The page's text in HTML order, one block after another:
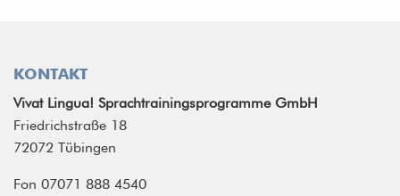
KONTAKT
Vivat Lingua! Sprachtrainingsprogramme GmbH
Friedrichstraße 18
72072 Tübingen
Fon 07071 888 4540